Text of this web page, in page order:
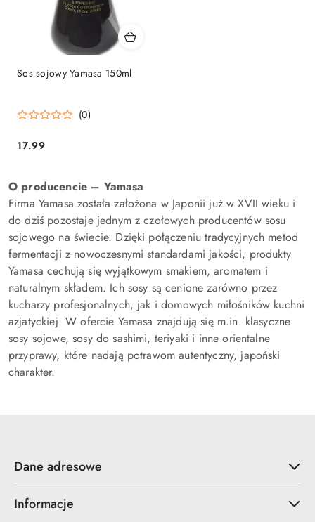
Sos sojowy Yamasa 150ml
(0)
Cena:
17.99
O producencie – Yamasa
Firma Yamasa została założona w Japonii już w XVII wieku i
do dziś pozostaje jednym z czołowych producentów sosu
sojowego na świecie. Dzięki połączeniu tradycyjnych metod
fermentacji z nowoczesnymi standardami jakości, produkty
Yamasa cechują się wyjątkowym smakiem, aromatem i
naturalnym składem. Ich sosy są cenione zarówno przez
kucharzy profesjonalnych, jak i domowych miłośników kuchni
azjatyckiej. W ofercie Yamasa znajdują się m.in. klasyczne
sosy sojowe, sosy do sashimi, teriyaki i inne orientalne
przyprawy, które nadają potrawom autentyczny, japoński
charakter.
Dane adresowe
Informacje